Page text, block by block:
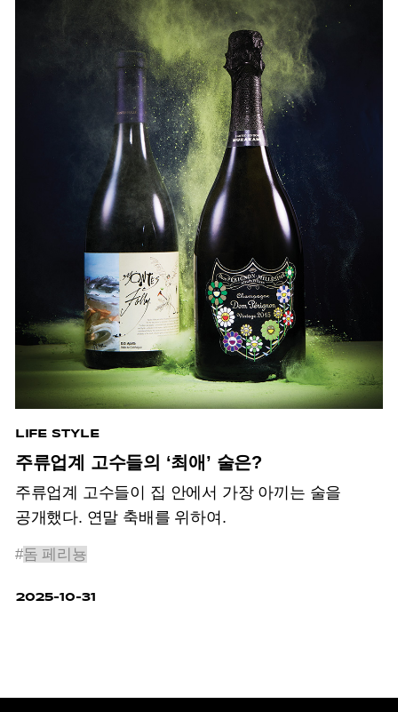
LIFE STYLE
주류업계 고수들의 ‘최애’ 술은?
주류업계 고수들이 집 안에서 가장 아끼는 술을
공개했다. 연말 축배를 위하여.
#돔 페리뇽
2025-10-31